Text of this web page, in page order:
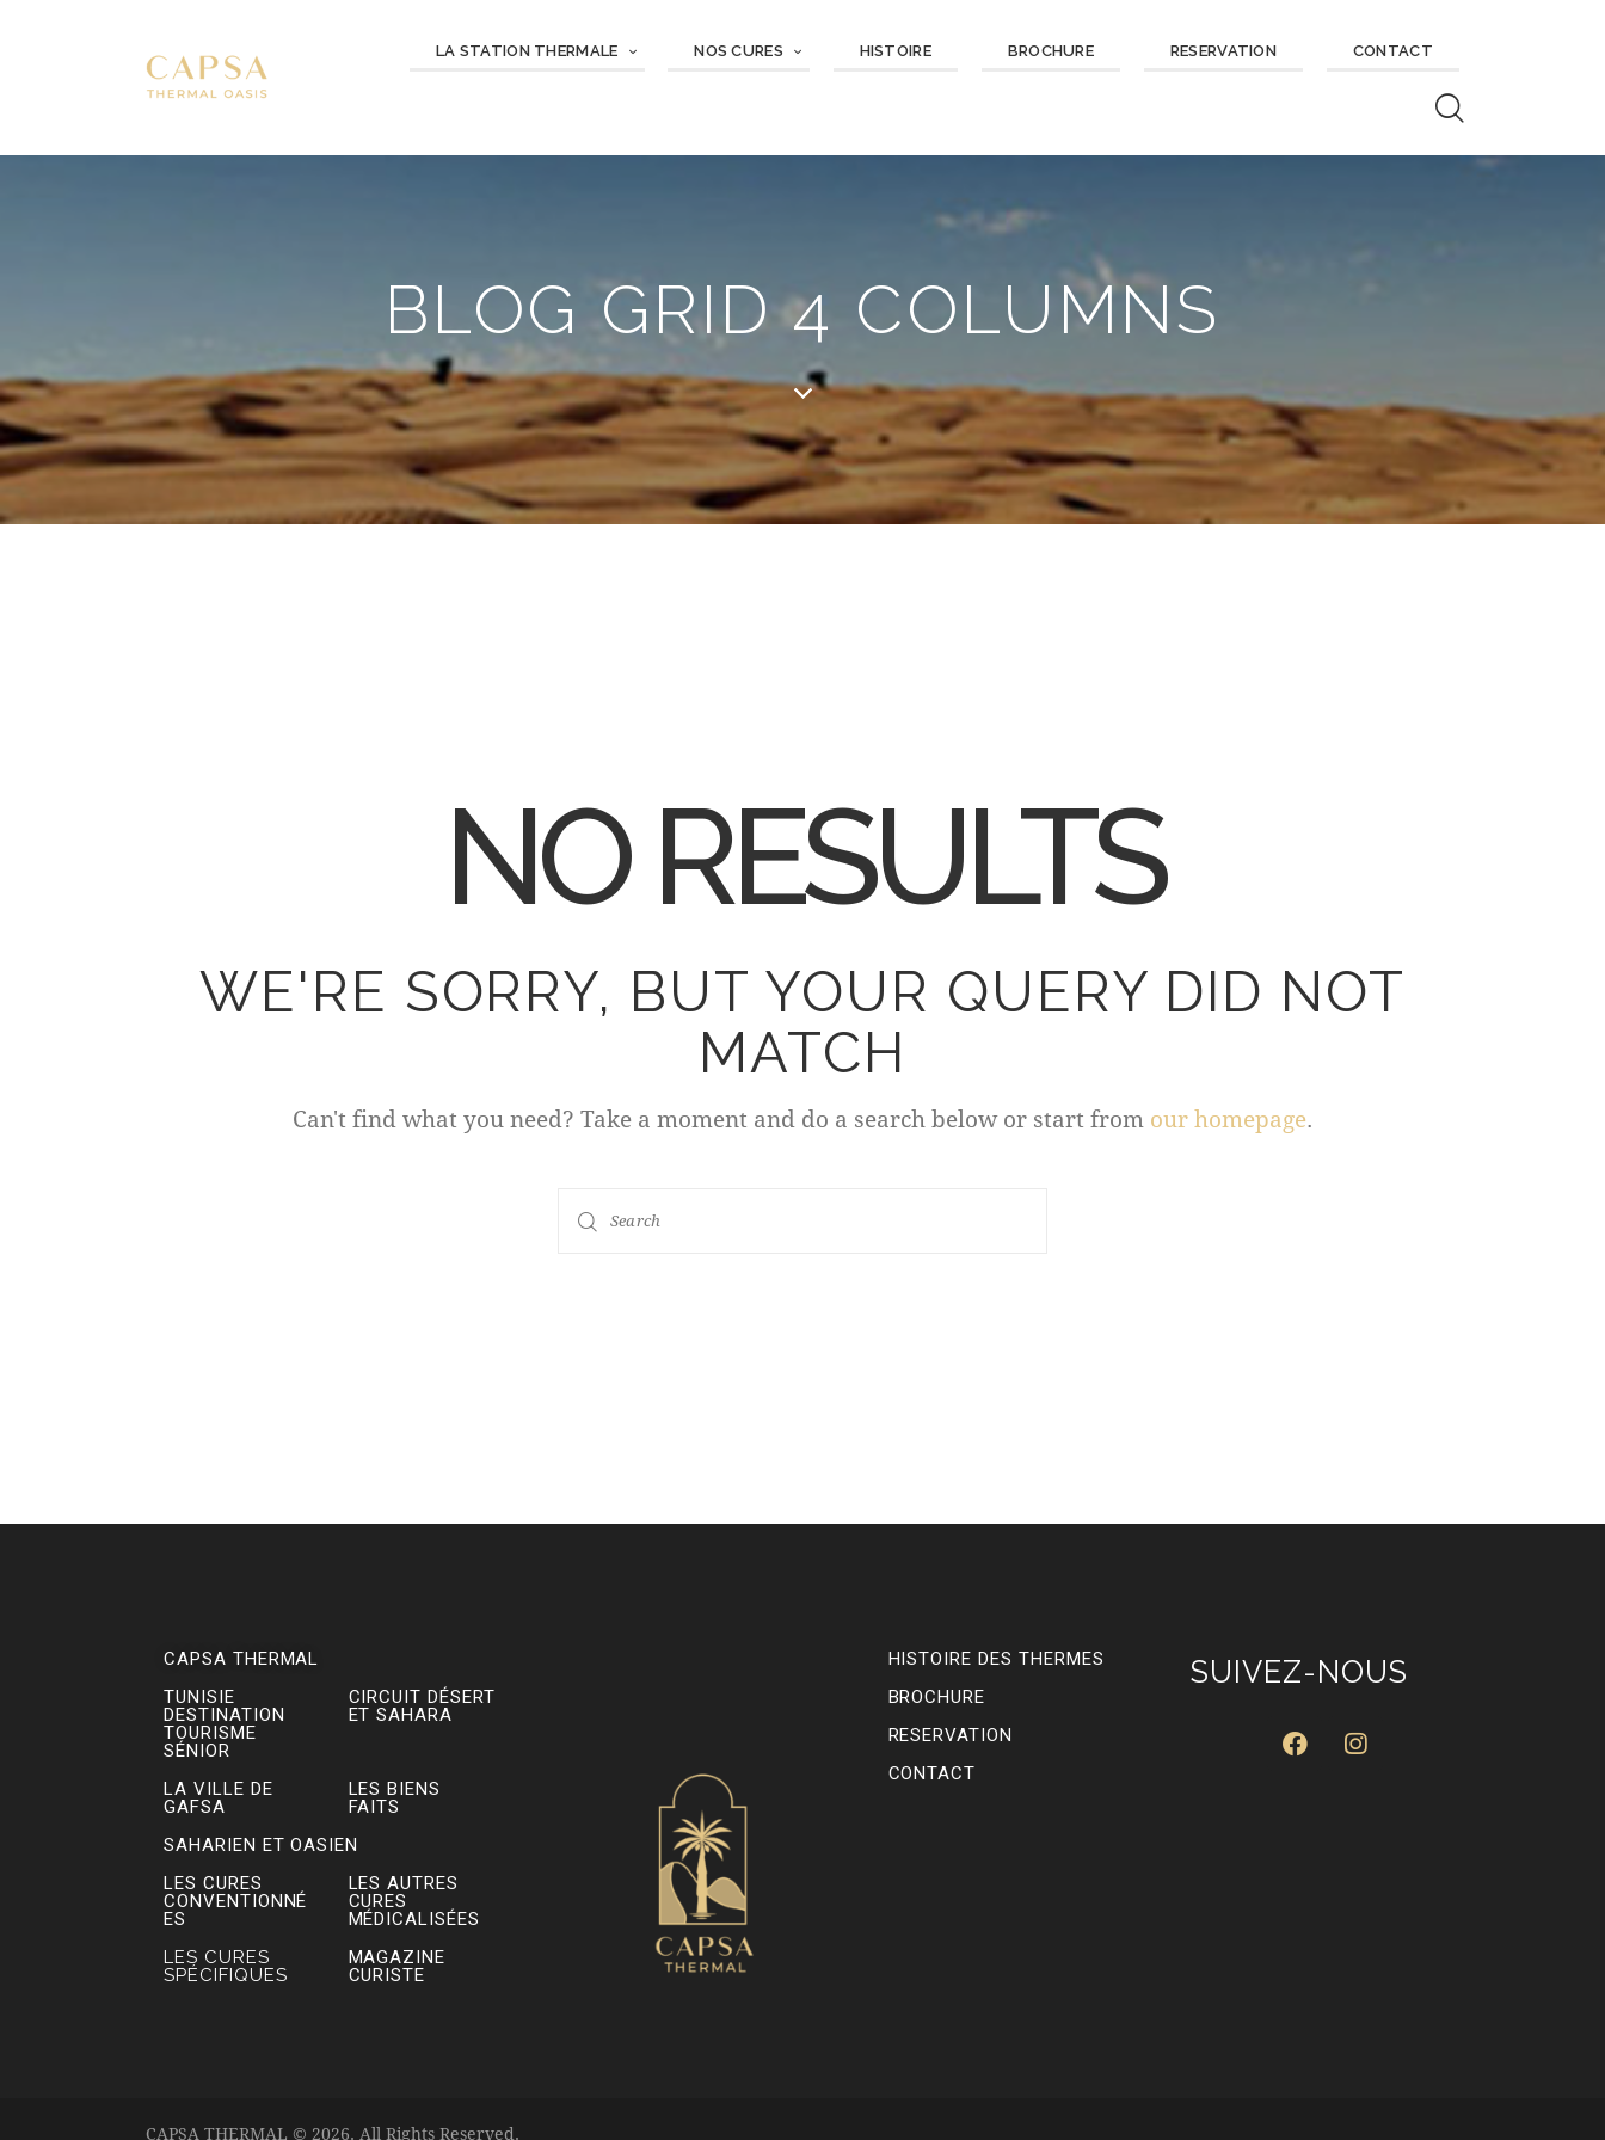
LA STATION THERMALE NOS CURES HISTOIRE BROCHURE RESERVATION CONTACT
BLOG GRID 4 COLUMNS
NO RESULTS
WE'RE SORRY, BUT YOUR QUERY DID NOT
MATCH
Can't find what you need? Take a moment and do a search below or start from our homepage.
CAPSA THERMAL
TUNISIE
DESTINATION
TOURISME
SÉNIOR
CIRCUIT DÉSERT
ET SAHARA
LA VILLE DE
GAFSA
LES BIENS
FAITS
SAHARIEN ET OASIEN
LES CURES
CONVENTIONNÉ
ES
LES AUTRES
CURES
MÉDICALISÉES
LES CURES
SPÉCIFIQUES
MAGAZINE
CURISTE
HISTOIRE DES THERMES
BROCHURE
RESERVATION
CONTACT
SUIVEZ-NOUS
CAPSA THERMAL © 2026. All Rights Reserved.